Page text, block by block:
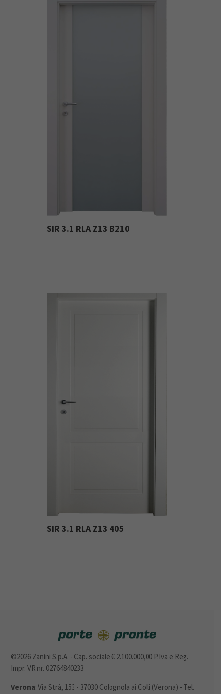
SIR 3.1 RLA Z13 B210
SIR 3.1 RLA Z13 405
©2026 Zanini S.p.A. - Cap. sociale € 2.100.000,00 P.Iva e Reg.
Impr. VR nr. 02764840233
Verona: Via Strà, 153 - 37030 Colognola ai Colli (Verona) - Tel.